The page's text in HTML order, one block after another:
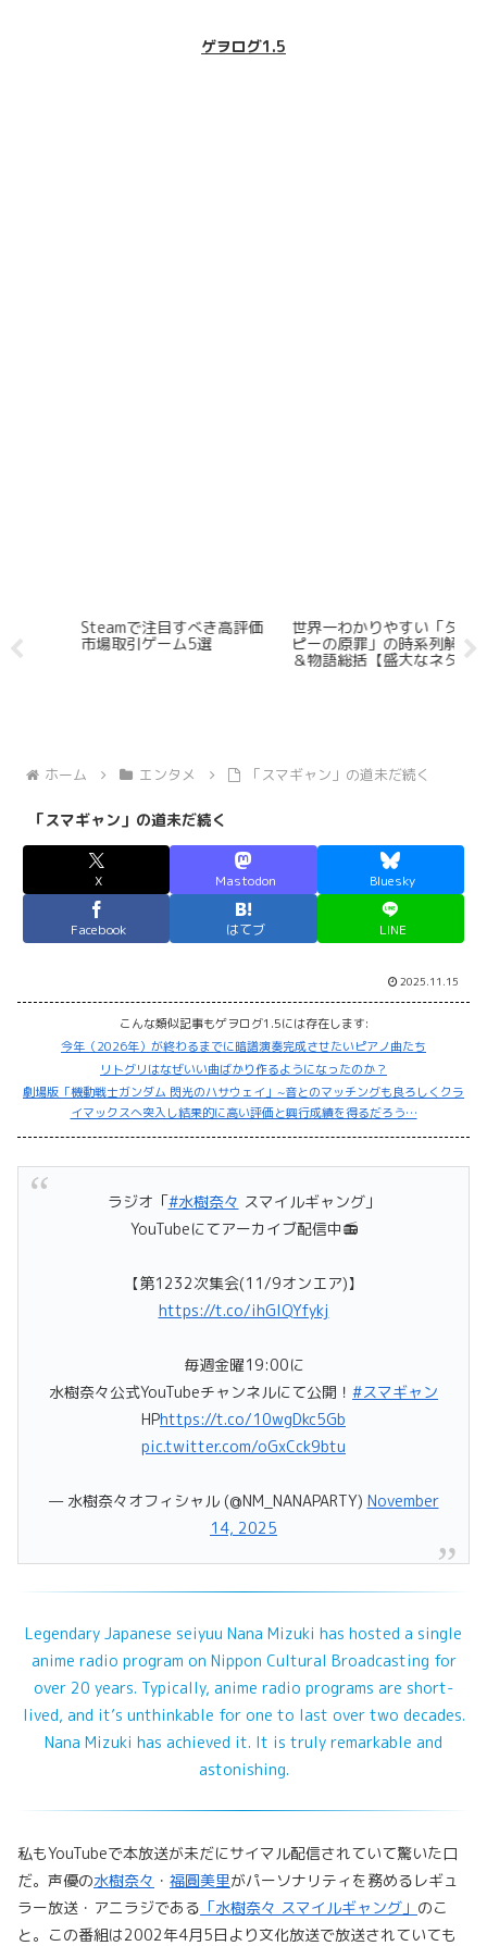
ゲヲログ1.5
Steamで注目すべき高評価
市場取引ゲーム5選
世界一わかりやすい「タコ
ピーの原罪」の時系列解説
＆物語総括【盛大なネタバ
メ
作
ホーム エンタメ 「スマギャン」の道未だ続く
「スマギャン」の道未だ続く
X Mastodon Bluesky
Facebook はてブ LINE
2025.11.15
こんな類似記事もゲヲログ1.5には存在します:
今年（2026年）が終わるまでに暗譜演奏完成させたいピアノ曲たち
リトグリはなぜいい曲ばかり作るようになったのか？
劇場版「機動戦士ガンダム 閃光のハサウェイ」~音とのマッチングも良ろしくクラ
イマックスへ突入し結果的に高い評価と興行成績を得るだろう…
ラジオ「#水樹奈々 スマイルギャング」
YouTubeにてアーカイブ配信中📻
【第1232次集会(11/9オンエア)】
https://t.co/ihGIQYfykj
毎週金曜19:00に
水樹奈々公式YouTubeチャンネルにて公開！ #スマギャン
HPhttps://t.co/10wgDkc5Gb
pic.twitter.com/oGxCck9btu
— 水樹奈々オフィシャル (@NM_NANAPARTY) November
14, 2025
Legendary Japanese seiyuu Nana Mizuki has hosted a single
anime radio program on Nippon Cultural Broadcasting for
over 20 years. Typically, anime radio programs are short-
lived, and it’s unthinkable for one to last over two decades.
Nana Mizuki has achieved it. It is truly remarkable and
astonishing.
私もYouTubeで本放送が未だにサイマル配信されていて驚いた口
だ。声優の水樹奈々 ・ 福圓美里がパーソナリティを務めるレギュ
ラー放送・アニラジである 「水樹奈々 スマイルギャング」 のこ
と。この番組は2002年4月5日より文化放送で放送されていても